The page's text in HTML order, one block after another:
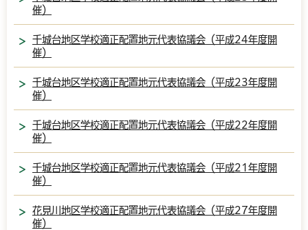
催）
千城台地区学校適正配置地元代表協議会（平成24年度開
催）
千城台地区学校適正配置地元代表協議会（平成23年度開
催）
千城台地区学校適正配置地元代表協議会（平成22年度開
催）
千城台地区学校適正配置地元代表協議会（平成21年度開
催）
花見川地区学校適正配置地元代表協議会（平成27年度開
催）